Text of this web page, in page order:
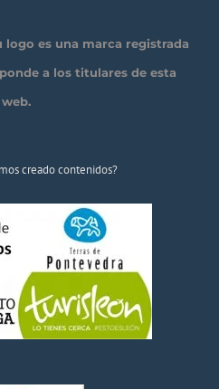
logo es una marca registrada
a los titulares de esta
web.
creado contenidos?